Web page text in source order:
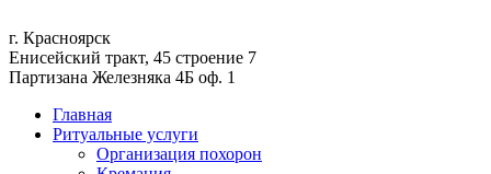
г. Красноярск
Енисейский тракт, 45 строение 7
Партизана Железняка 4Б оф. 1
Главная
Ритуальные услуги
Организация похорон